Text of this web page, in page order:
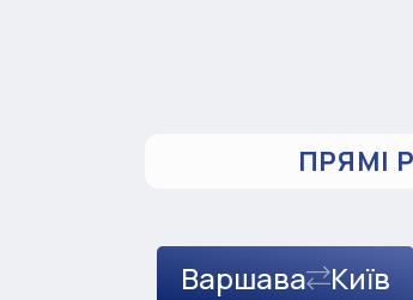
ПРЯМІ
Варшава Київ